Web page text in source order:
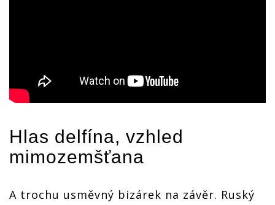
Hlas delfína, vzhled
mimozemšťana
A trochu usměvný bizárek na závěr. Ruský